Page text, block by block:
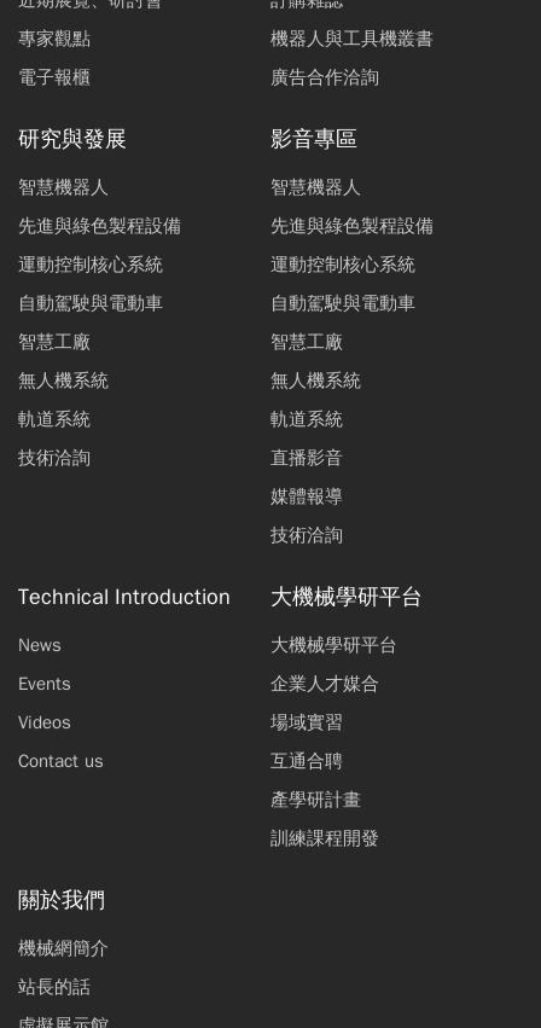
專家觀點
電子報櫃
機器人與工具機叢書
廣告合作洽詢
研究與發展
智慧機器人
先進與綠色製程設備
運動控制核心系統
自動駕駛與電動車
智慧工廠
無人機系統
軌道系統
技術洽詢
影音專區
智慧機器人
先進與綠色製程設備
運動控制核心系統
自動駕駛與電動車
智慧工廠
無人機系統
軌道系統
直播影音
媒體報導
技術洽詢
Technical Introduction
News
Events
Videos
Contact us
大機械學研平台
大機械學研平台
企業人才媒合
場域實習
互通合聘
產學研計畫
訓練課程開發
關於我們
機械網簡介
站長的話